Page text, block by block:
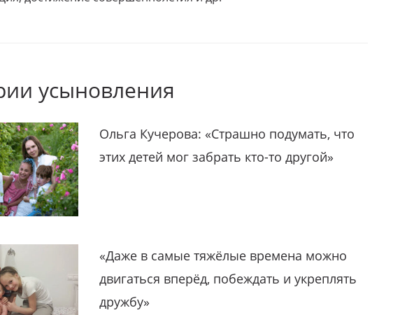
усыновления
Ольга Кучерова: «Страшно подумать, что
этих детей мог забрать кто-то другой»
«Даже в самые тяжёлые времена можно
двигаться вперёд, побеждать и укреплять
дружбу»